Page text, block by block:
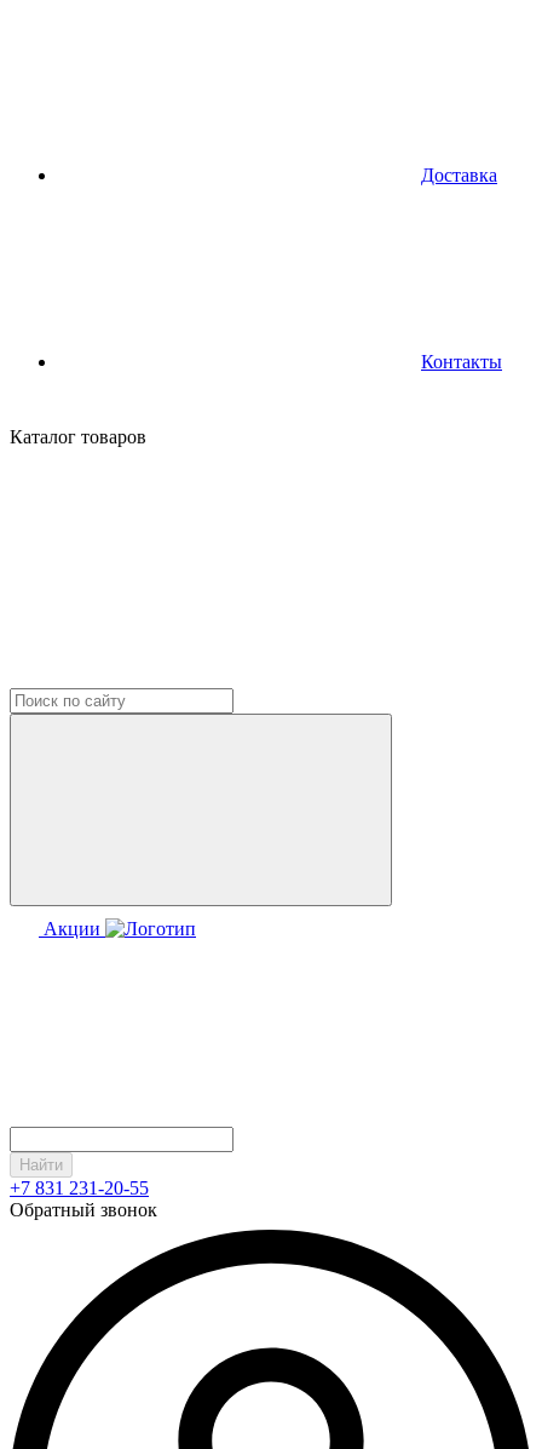
Доставка
Контакты
Каталог товаров
Акции
Найти
+7 831 231-20-55
Обратный звонок